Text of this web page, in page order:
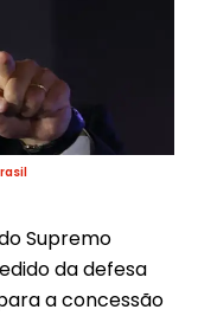
Supremo
da defesa
a concessão